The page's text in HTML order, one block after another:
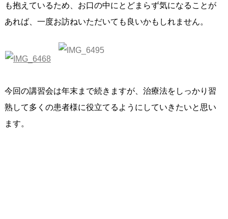
も抱えているため、お口の中にとどまらず気になることが
あれば、一度お訪ねいただいても良いかもしれません。
今回の講習会は年末まで続きますが、治療法をしっかり習
熟して多くの患者様に役立てるようにしていきたいと思い
ます。